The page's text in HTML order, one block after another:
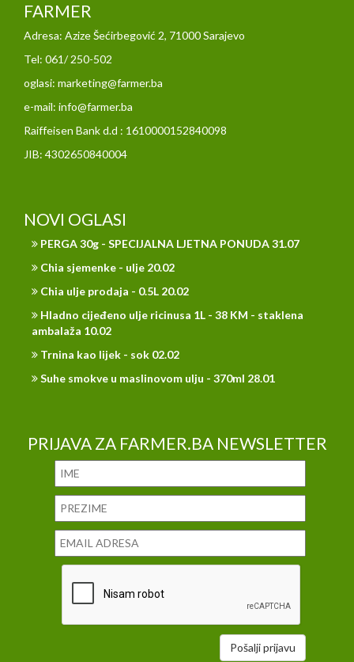
FARMER
Adresa: Azize Šećirbegović 2, 71000 Sarajevo
Tel: 061/ 250-502
oglasi: marketing@farmer.ba
e-mail: info@farmer.ba
Raiffeisen Bank d.d : 1610000152840098
JIB: 4302650840004
NOVI OGLASI
PERGA 30g - SPECIJALNA LJETNA PONUDA 31.07
Chia sjemenke - ulje 20.02
Chia ulje prodaja - 0.5L 20.02
Hladno cijeđeno ulje ricinusa 1L - 38 KM - staklena
ambalaža 10.02
Trnina kao lijek - sok 02.02
Suhe smokve u maslinovom ulju - 370ml 28.01
PRIJAVA ZA FARMER.BA NEWSLETTER
Pošalji prijavu